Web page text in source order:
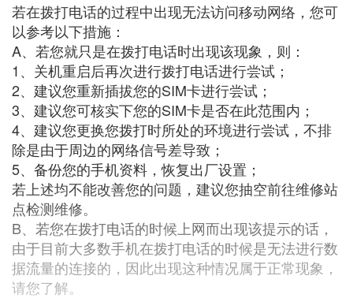
若在拨打电话的过程中出现无法访问移动网络，您可
以参考以下措施：
A、若您就只是在拨打电话时出现该现象，则：
1、关机重启后再次进行拨打电话进行尝试；
2、建议您重新插拔您的SIM卡进行尝试；
3、建议您可核实下您的SIM卡是否在此范围内；
4、建议您更换您拨打时所处的环境进行尝试，不排
除是由于周边的网络信号差导致；
5、备份您的手机资料，恢复出厂设置；
若上述均不能改善您的问题，建议您抽空前往维修站
点检测维修。
B、若您在拨打电话的时候上网而出现该提示的话，
由于目前大多数手机在拨打电话的时候是无法进行数
据流量的连接的，因此出现这种情况属于正常现象，
请您了解。